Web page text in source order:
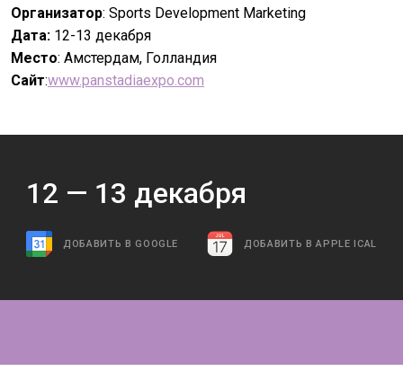
Организатор: Sports Development Marketing
Дата: 12-13 декабря
Место: Амстердам, Голландия
Сайт:www.panstadiaexpo.com
12 — 13 декабря
ДОБАВИТЬ В GOOGLE ДОБАВИТЬ В APPLE ICAL